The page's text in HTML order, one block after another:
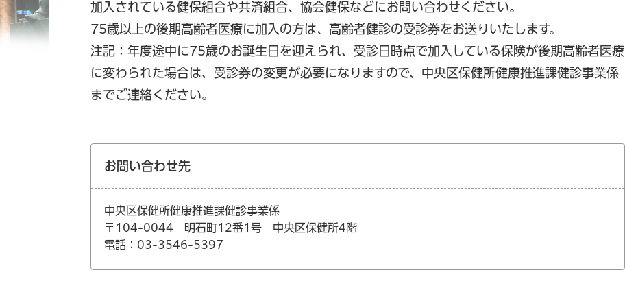
加入されている健保組合や共済組合、協会健保などにお問い合わせください。
75歳以上の後期高齢者医療に加入の方は、高齢者健診の受診券をお送りいたします。
注記：年度途中に75歳のお誕生日を迎えられ、受診日時点で加入している保険が後期高齢者医療
に変わられた場合は、受診券の変更が必要になりますので、中央区保健所健康推進課健診事業係
までご連絡ください。
お問い合わせ先
中央区保健所健康推進課健診事業係
〒104-0044 明石町12番1号 中央区保健所4階
電話：03-3546-5397